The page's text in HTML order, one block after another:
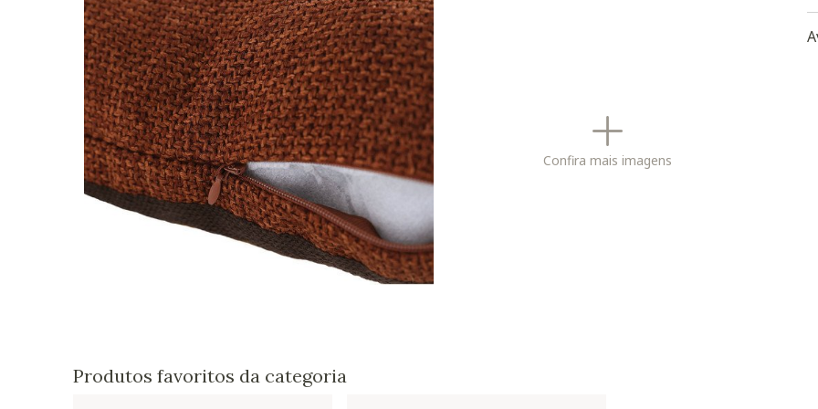
Confira mais imagens
-
Produtos favoritos da categoria